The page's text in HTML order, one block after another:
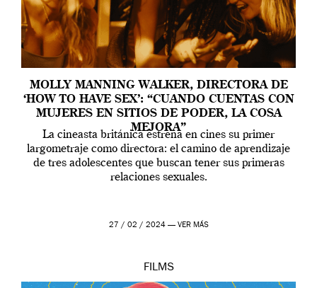
MOLLY MANNING WALKER, DIRECTORA DE
‘HOW TO HAVE SEX’: “CUANDO CUENTAS CON
MUJERES EN SITIOS DE PODER, LA COSA
MEJORA”
La cineasta británica estrena en cines su primer
largometraje como directora: el camino de aprendizaje
de tres adolescentes que buscan tener sus primeras
relaciones sexuales.
27 / 02 / 2024 — VER MÁS
FILMS